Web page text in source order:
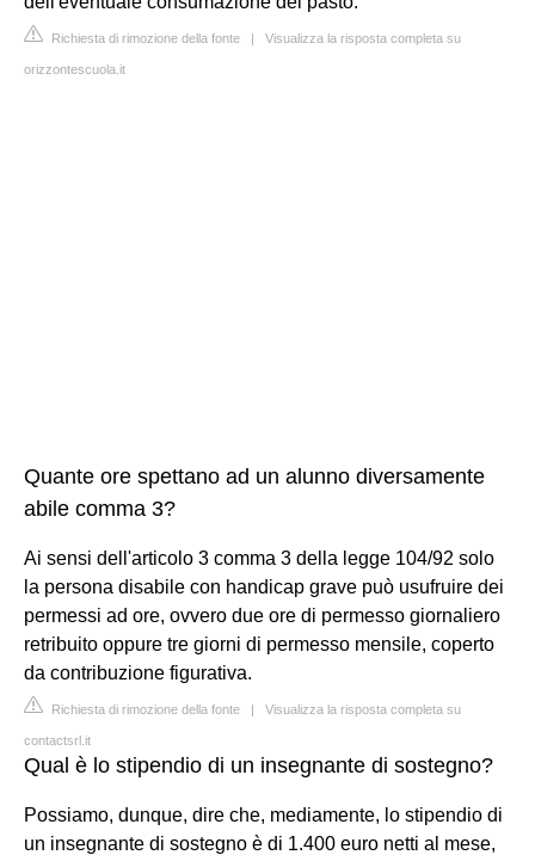
Richiesta di rimozione della fonte | Visualizza la risposta completa su
orizzontescuola.it
Quante ore spettano ad un alunno diversamente
abile comma 3?
Ai sensi dell'articolo 3 comma 3 della legge 104/92 solo
la persona disabile con handicap grave può usufruire dei
permessi ad ore, ovvero due ore di permesso giornaliero
retribuito oppure tre giorni di permesso mensile, coperto
da contribuzione figurativa.
Richiesta di rimozione della fonte | Visualizza la risposta completa su
contactsrl.it
Qual è lo stipendio di un insegnante di sostegno?
Possiamo, dunque, dire che, mediamente, lo stipendio di
un insegnante di sostegno è di 1.400 euro netti al mese,